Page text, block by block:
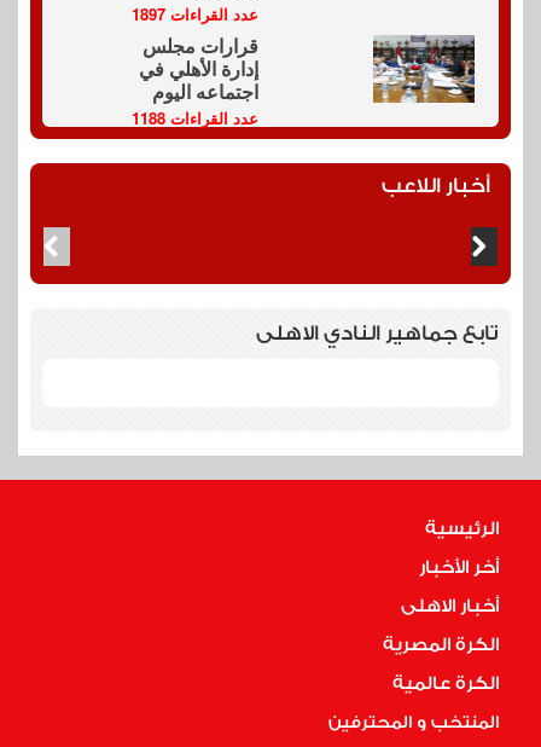
عدد القراءات 1897
قرارات مجلس
إدارة الأهلي في
اجتماعه اليوم
عدد القراءات 1188
أخبار اللاعب
تابع جماهير النادي الاهلى
الرئيسية
أخر الأخبار
أخبار الاهلى
الكرة المصرية
الكرة عالمية
المنتخب و المحترفين